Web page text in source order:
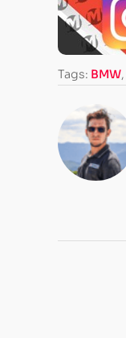
Tags: BMW,